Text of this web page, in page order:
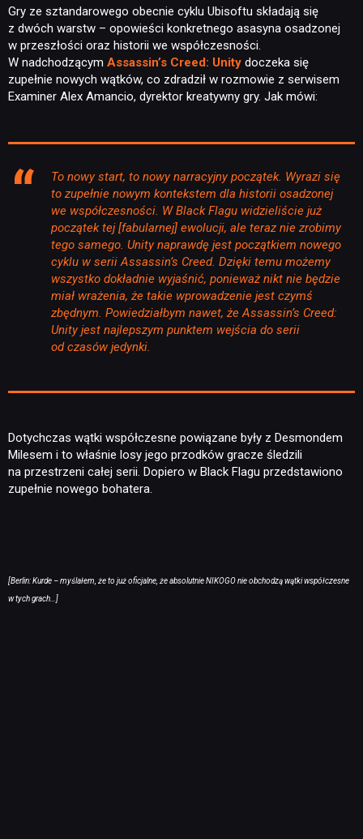
Gry ze sztandarowego obecnie cyklu Ubisoftu składają się
z dwóch warstw – opowieści konkretnego asasyna osadzonej
w przeszłości oraz historii we współczesności.
W nadchodzącym Assassin’s Creed: Unity doczeka się
zupełnie nowych wątków, co zdradził w rozmowie z serwisem
Examiner Alex Amancio, dyrektor kreatywny gry. Jak mówi:
To nowy start, to nowy narracyjny początek. Wyrazi się
to zupełnie nowym kontekstem dla historii osadzonej
we współczesności. W Black Flagu widzieliście już
początek tej [fabularnej] ewolucji, ale teraz nie zrobimy
tego samego. Unity naprawdę jest początkiem nowego
cyklu w serii Assassin’s Creed. Dzięki temu możemy
wszystko dokładnie wyjaśnić, ponieważ nikt nie będzie
miał wrażenia, że takie wprowadzenie jest czymś
zbędnym. Powiedziałbym nawet, że Assassin’s Creed:
Unity jest najlepszym punktem wejścia do serii
od czasów jedynki.
Dotychczas wątki współczesne powiązane były z Desmondem
Milesem i to właśnie losy jego przodków gracze śledzili
na przestrzeni całej serii. Dopiero w Black Flagu przedstawiono
zupełnie nowego bohatera.
[Berlin: Kurde – myślałem, że to już oficjalne, że absolutnie NIKOGO nie obchodzą wątki współczesne
w tych grach…]